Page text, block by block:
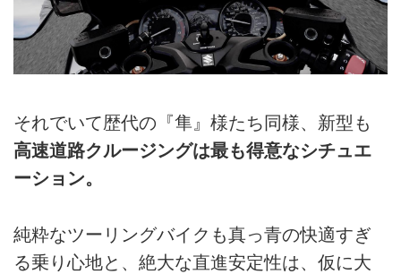
それでいて歴代の『隼』様たち同様、新型も
高速道路クルージングは最も得意なシチュエ
ーション。
純粋なツーリングバイクも真っ青の快適すぎ
る乗り心地と、絶大な直進安定性は、仮に大